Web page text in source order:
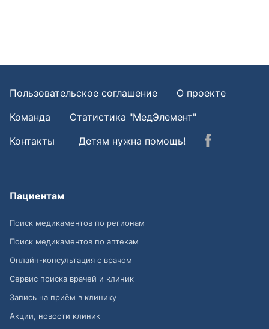
Пользовательское соглашение
О проекте
Команда
Статистика "МедЭлемент"
Контакты
Детям нужна помощь!
Пациентам
Поиск медикаментов по регионам
Поиск медикаментов по аптекам
Онлайн-консультация с врачом
Сервис поиска врачей и клиник
Запись на приём в клинику
Акции, новости клиник